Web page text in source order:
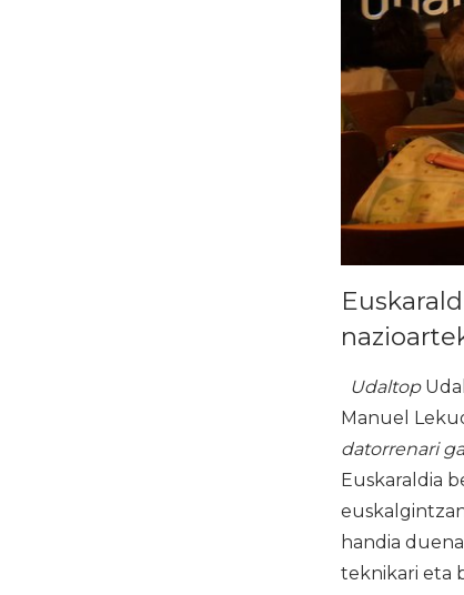
Udaltop
Manuel
datorrenari
Euskaraldia
handia
teknikari eta